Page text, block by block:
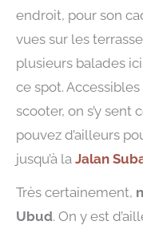
endroit, pour son
vues sur les
plusieurs balades
ce spot.
scooter, on s’y
pouvez d’ailleurs
jusqu’à la Jalan
Très certainement,
Ubud. On y est